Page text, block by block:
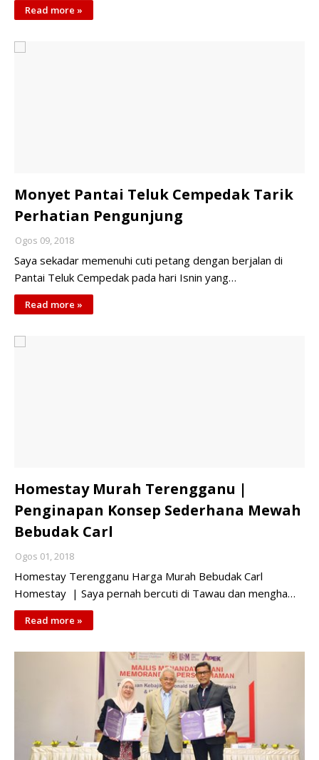
Read more »
Monyet Pantai Teluk Cempedak Tarik
Perhatian Pengunjung
Ogos 09, 2018
Saya sekadar memenuhi cuti petang dengan berjalan di
Pantai Teluk Cempedak pada hari Isnin yang…
Read more »
Homestay Murah Terengganu |
Penginapan Konsep Sederhana Mewah
Bebudak Carl
Ogos 01, 2018
Homestay Terengganu Harga Murah Bebudak Carl
Homestay | Saya pernah bercuti di Tawau dan mengha…
Read more »